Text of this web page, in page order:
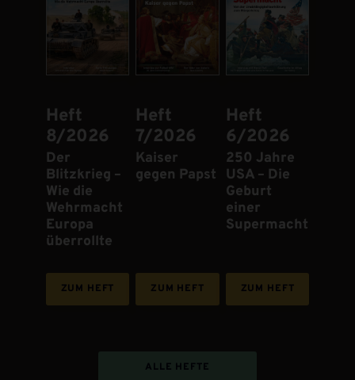
Heft
8/2026
:
Der
Blitzkrieg –
Wie die
Wehrmacht
Europa
überrollte
ZUM HEFT
Heft
7/2026
:
Kaiser
gegen Papst
ZUM HEFT
Heft
6/2026
:
250 Jahre
USA – Die
Geburt
einer
Supermacht
ZUM HEFT
ALLE HEFTE